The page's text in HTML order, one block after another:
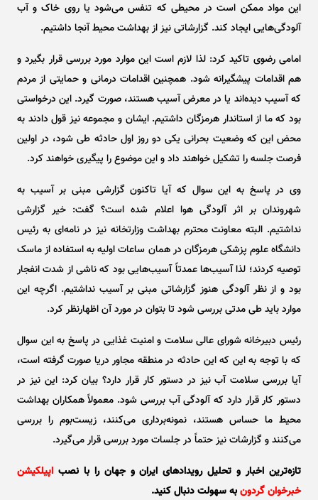
این مواد ممکن است در محیطی که تنفس می‌شود یا روی خاک و آب
آلودگی‌هایی ایجاد کند. گزارشاتی نیز از بهداشت محیط آنجا داشتیم.
امامی رضوی تاکید کرد: لذا لازم است این موارد مورد بررسی قرار بگیرد و
هم اقدامات پیشگیرانه شود. همچنین اقدامات درمانی و حمایتی از مردم
که آسیب دیده‌اند یا در معرض آسیب هستند، صورت گیرد. این درخواستی
بود که ما از استاندار هرمزگان داشتیم. ایشان و مجموعه نیز قول دادند به
محض این که وضعیت بحرانی یکی دو روز اول حادثه طی شود، در اولین
فرصت جلسه را تشکیل خواهند داد و این موضوع را پیگیری خواهند کرد.
وی در پاسخ به این سوال که آیا تاکنون گزارشی مبنی بر آسیب به
شهروندان بر اثر آلودگی هوا اعلام شده است؟ گفت: خیر گزارشی
نداشتیم. البته معاونت محترم بهداشت وزارتخانه نیز در نامه‌ای به رئیس
دانشگاه علوم پزشکی هرمزگان در همان ساعات اولیه به استفاده از ماسک
توصیه کردند؛ لذا آسیب‌ها عمدتاً آسیب‌هایی بود که ناشی از شدت انفجار
بود و از نظر آلودگی هنوز گزارشاتی مبنی بر آسیب نداشتیم. اگرچه این
موارد باید طی مدتی بررسی شود تا بتوان در مورد آن اظهارنظر کرد.
رئیس دبیرخانه شورای عالی سلامت و امنیت غذایی در پاسخ به این سوال
که با توجه به این که این حادثه در منطقه مجاور دریا صورت گرفته است،
آیا بررسی سلامت آب نیز در دستور کار قرار دارد؟ بیان کرد: این نیز در
دستور کار قرار دارد که آلودگی آب بررسی شود. معمولاً همکاران بهداشت
محیط ما حساس هستند، نمونه‌برداری می‌کنند، زیست‌بوم را بررسی
می‌کنند و گزارشات نیز حتماً در جلسات مورد بررسی قرار می‌گیرد.
تازه‌ترین اخبار و تحلیل‌ رویدادهای ایران و جهان را با نصب اپیلکیشن
خبرخوان گردونبه سهولت دنبال کنید.